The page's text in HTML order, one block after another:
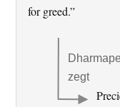
for greed.”
zegt